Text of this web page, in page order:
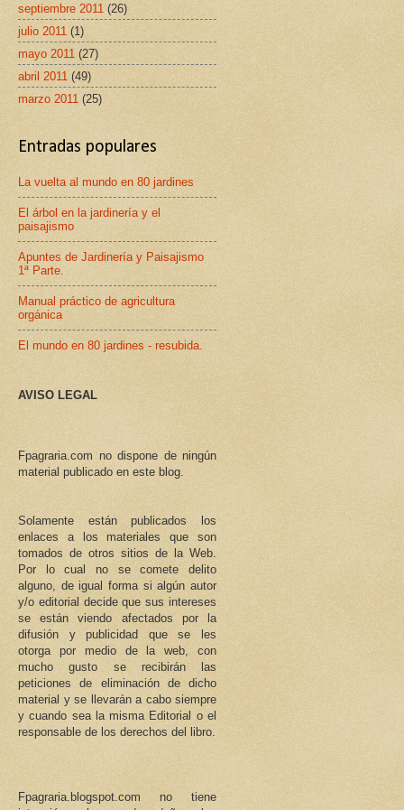
septiembre 2011 (26)
julio 2011 (1)
mayo 2011 (27)
abril 2011 (49)
marzo 2011 (25)
Entradas populares
La vuelta al mundo en 80 jardines
El árbol en la jardinería y el
paisajismo
Apuntes de Jardinería y Paisajismo
1ª Parte.
Manual práctico de agricultura
orgánica
El mundo en 80 jardines - resubida.
AVISO LEGAL
Fpagraria.com no dispone de ningún
material publicado en este blog.
Solamente están publicados los
enlaces a los materiales que son
tomados de otros sitios de la Web.
Por lo cual no se comete delito
alguno, de igual forma si algún autor
y/o editorial decide que sus intereses
se están viendo afectados por la
difusión y publicidad que se les
otorga por medio de la web, con
mucho gusto se recibirán las
peticiones de eliminación de dicho
material y se llevarán a cabo siempre
y cuando sea la misma Editorial o el
responsable de los derechos del libro.
Fpagraria.blogspot.com no tiene